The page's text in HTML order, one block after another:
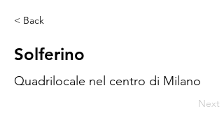
< Back
Solferino
Quadrilocale nel centro di Milano
Next